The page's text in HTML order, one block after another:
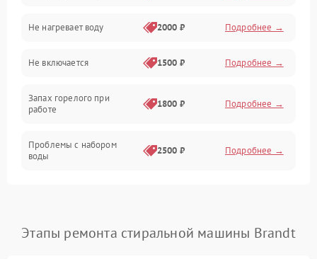
Программное обеспечение
Не нагревает воду 2000 ₽ Подробнее →
Не включается 1500 ₽ Подробнее →
Запах горелого при
работе
1800 ₽ Подробнее →
Проблемы с набором
воды
2500 ₽ Подробнее →
Подробнее →
Этапы ремонта стиральной машины Brandt